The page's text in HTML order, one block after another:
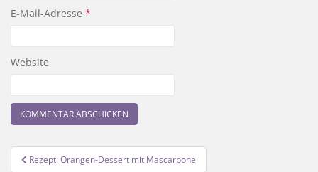
E-Mail-Adresse *
Website
Beitragsnavigation
Rezept: Orangen-Dessert mit Mascarpone